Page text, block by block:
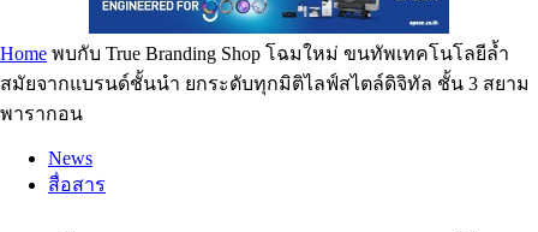
Home พบกับ True Branding Shop โฉมใหม่ ขนทัพเทคโนโลยีล้ำ
สมัยจากแบรนด์ชั้นนำ ยกระดับทุกมิติไลฟ์สไตล์ดิจิทัล ชั้น 3 สยาม
พารากอน
News
สื่อสาร